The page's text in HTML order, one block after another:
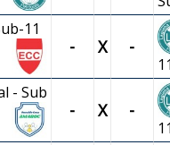
11
- X -
11
- Sub
- X -
11